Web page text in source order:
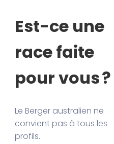
Est-ce une
race faite
pour vous ?
Le Berger australien ne
convient pas à tous les
profils.